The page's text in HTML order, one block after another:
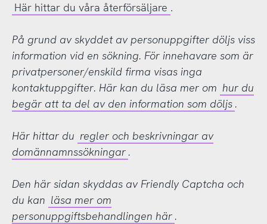
Här hittar du våra återförsäljare .
På grund av skyddet av personuppgifter döljs viss
information vid en sökning. För innehavare som är
privatpersoner/enskild firma visas inga
kontaktuppgifter. Här kan du läsa mer om hur du
begär att ta del av den information som döljs .
Här hittar du regler och beskrivningar av
domännamnssökningar .
Den här sidan skyddas av Friendly Captcha och
du kan läsa mer om
personuppgiftsbehandlingen här .